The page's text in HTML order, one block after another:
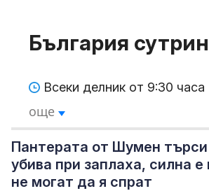
България сутрин
Всеки делник от 9:30 часа
още
Пантерата от Шумен търси
убива при заплаха, силна е
не могат да я спрат